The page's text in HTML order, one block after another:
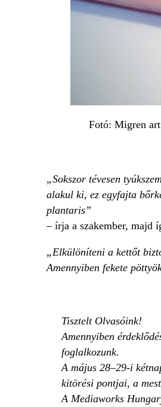
Fotó: Migren
„Sokszor tévesen
alakul ki, ez egyfajta
plantaris”
– írja a szakember, majd
„Elkülöníteni a kettőt
Amennyiben fekete
Tisztelt Olvasóink!
Amennyiben
foglalkozunk.
A május 28–29-i
kitörési pontjai, a
A Mediaworks